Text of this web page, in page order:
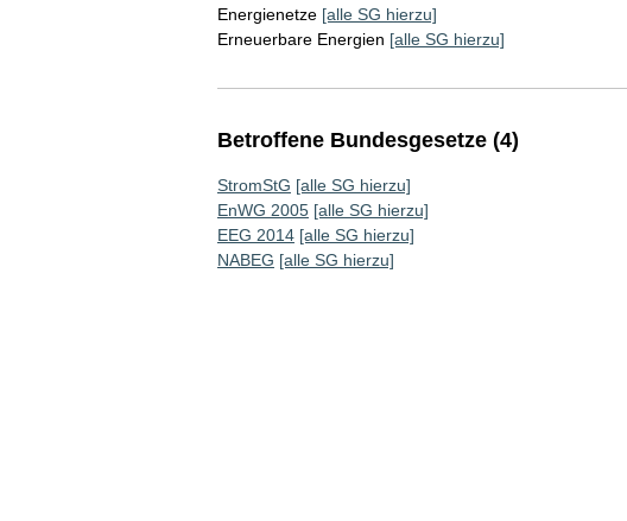
Energienetze [alle SG hierzu]
Erneuerbare Energien [alle SG hierzu]
Betroffene Bundesgesetze (4)
StromStG [alle SG hierzu]
EnWG 2005 [alle SG hierzu]
EEG 2014 [alle SG hierzu]
NABEG [alle SG hierzu]